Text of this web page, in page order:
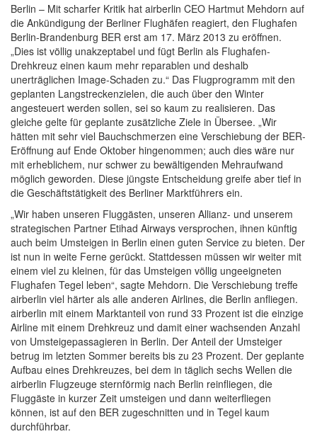
Berlin – Mit scharfer Kritik hat airberlin CEO Hartmut Mehdorn auf
die Ankündigung der Berliner Flughäfen reagiert, den Flughafen
Berlin-Brandenburg BER erst am 17. März 2013 zu eröffnen.
„Dies ist völlig unakzeptabel und fügt Berlin als Flughafen-
Drehkreuz einen kaum mehr reparablen und deshalb
unerträglichen Image-Schaden zu.“ Das Flugprogramm mit den
geplanten Langstreckenzielen, die auch über den Winter
angesteuert werden sollen, sei so kaum zu realisieren. Das
gleiche gelte für geplante zusätzliche Ziele in Übersee. „Wir
hätten mit sehr viel Bauchschmerzen eine Verschiebung der BER-
Eröffnung auf Ende Oktober hingenommen; auch dies wäre nur
mit erheblichem, nur schwer zu bewältigenden Mehraufwand
möglich geworden. Diese jüngste Entscheidung greife aber tief in
die Geschäftstätigkeit des Berliner Marktführers ein.
„Wir haben unseren Fluggästen, unseren Allianz- und unserem
strategischen Partner Etihad Airways versprochen, ihnen künftig
auch beim Umsteigen in Berlin einen guten Service zu bieten. Der
ist nun in weite Ferne gerückt. Stattdessen müssen wir weiter mit
einem viel zu kleinen, für das Umsteigen völlig ungeeigneten
Flughafen Tegel leben“, sagte Mehdorn. Die Verschiebung treffe
airberlin viel härter als alle anderen Airlines, die Berlin anfliegen.
airberlin mit einem Marktanteil von rund 33 Prozent ist die einzige
Airline mit einem Drehkreuz und damit einer wachsenden Anzahl
von Umsteigepassagieren in Berlin. Der Anteil der Umsteiger
betrug im letzten Sommer bereits bis zu 23 Prozent. Der geplante
Aufbau eines Drehkreuzes, bei dem in täglich sechs Wellen die
airberlin Flugzeuge sternförmig nach Berlin reinfliegen, die
Fluggäste in kurzer Zeit umsteigen und dann weiterfliegen
können, ist auf den BER zugeschnitten und in Tegel kaum
durchführbar.